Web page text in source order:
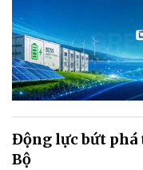
Động lực bứt phá
Bộ